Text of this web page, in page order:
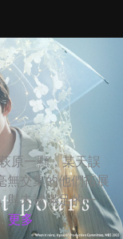
原一顯，某天誤
無交集的他們拓展
與未被滿足的一
更多